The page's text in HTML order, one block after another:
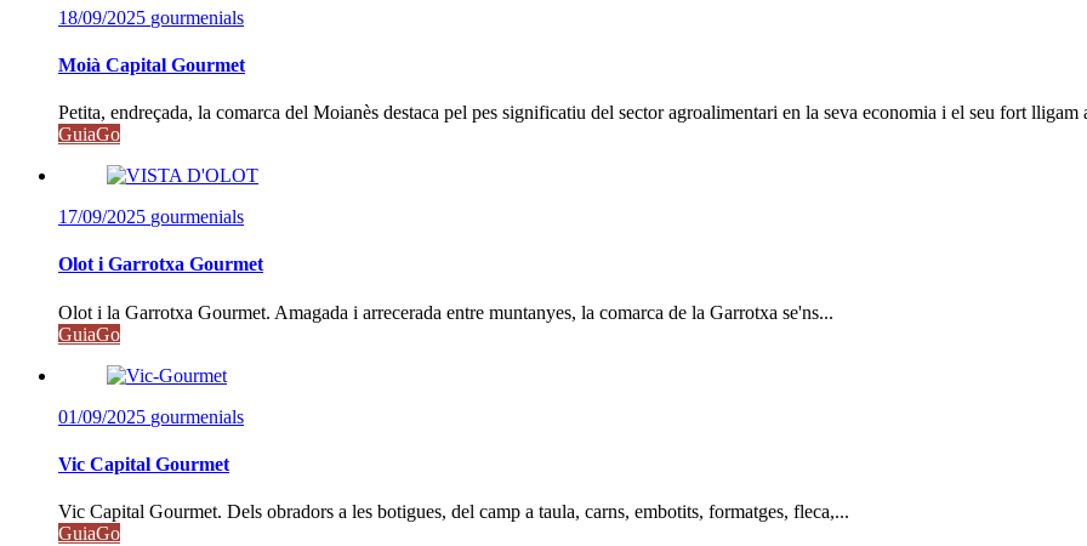
18/09/2025 gourmenials
Moià Capital Gourmet
Petita, endreçada, la comarca del Moianès destaca pel pes significatiu del sector agroalimentari en la seva economia i el seu fort
GuiaGo
17/09/2025 gourmenials
Olot i Garrotxa Gourmet
Olot i la Garrotxa Gourmet. Amagada i arrecerada entre muntanyes, la comarca de la Garrotxa se'ns...
GuiaGo
01/09/2025 gourmenials
Vic Capital Gourmet
Vic Capital Gourmet. Dels obradors a les botigues, del camp a taula, carns, embotits, formatges, fleca,...
GuiaGo